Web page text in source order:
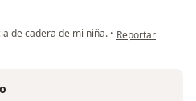
de cadera de mi niña. • en opinión del
Reportar